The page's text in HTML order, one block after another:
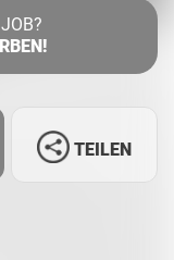
TEILEN